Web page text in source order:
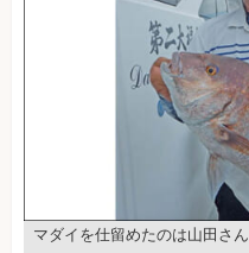
マダイを仕留めたのは山田さん